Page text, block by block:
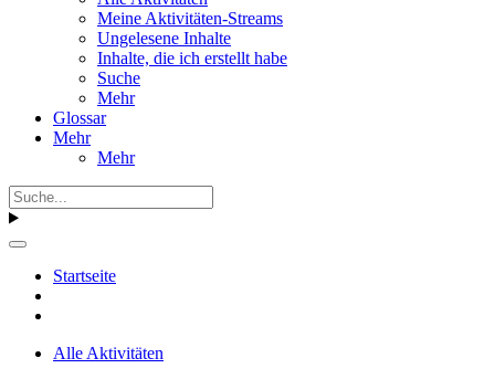
Meine Aktivitäten-Streams
Ungelesene Inhalte
Inhalte, die ich erstellt habe
Suche
Mehr
Glossar
Mehr
Mehr
Startseite
Alle Aktivitäten